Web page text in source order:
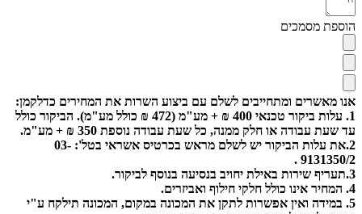
הוספת מסמכים
אנו מאשרים ומתחייבים לשלם עם ביצוע השרות את המחירים כדלקמן:
1. עלות ביקור טכנאי 400 ₪ + מע"מ (472 ₪ כולל מע"מ). הביקור כולל
עד שעת עבודה או חלק ממנה, כל שעת עבודה נוספת 350 ₪ + מע"מ.
2.את עלות הביקור יש לשלם מראש בכרטיס אשראי בטל': 03-
9131350/2 .
3.תעריף שירות באילת יחויב בנסיעה בנוסף לביקור.
4. המחיר אינו כולל חלקי חילוף ואביזרים.
5. במידה ואין אפשרות לתקן את המכונה במקום, המכונה תילקח ע"י